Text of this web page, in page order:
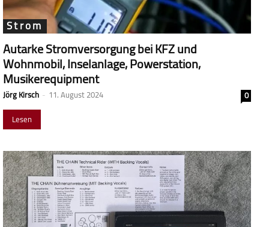
Strom
Autarke Stromversorgung bei KFZ und
Wohnmobil, Inselanlage, Powerstation,
Musikerequipment
Jörg Kirsch - 11. August 2024
0
Lesen